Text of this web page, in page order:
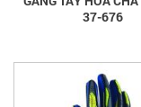
37-676